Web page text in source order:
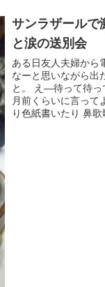
サンラザールで
と涙の送別会
ある日友人夫婦から
なーと思いながら出
と。 え―待って待っ
月前くらいに言って
り色紙書いたり 鼻歌